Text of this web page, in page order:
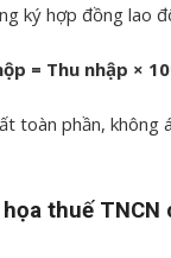
ký hợp đồng lao
= Thu nhập ×
toàn phần, không
thuế TNCN